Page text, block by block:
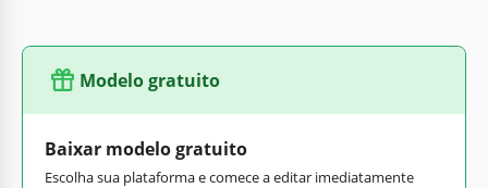
Modelo gratuito
Baixar modelo gratuito
Escolha sua plataforma e comece a editar imediatamente